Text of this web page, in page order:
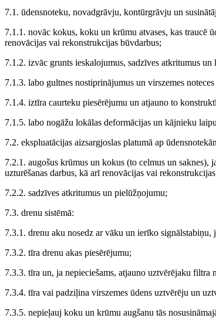
7.1. ūdensnoteku, novadgrāvju, kontūrgrāvju un
7.1.1. novāc kokus, koku un krūmu atvases, kas traucē
renovācijas vai rekonstrukcijas būvdarbus;
7.1.2. izvāc grunts ieskalojumus, sadzīves atkritumus
7.1.3. labo gultnes nostiprinājumus un virszemes noteces
7.1.4. iztīra caurteku piesērējumu un atjauno to
7.1.5. labo nogāžu lokālas deformācijas un kājnieku
7.2. ekspluatācijas aizsargjoslas platumā ap
7.2.1. augošus krūmus un kokus (to celmus un
uzturēšanas darbus, kā arī renovācijas vai
7.2.2. sadzīves atkritumus un pielūžņojumu;
7.3. drenu sistēmā:
7.3.1. drenu aku nosedz ar vāku un ierīko signālstabiņu,
7.3.2. tīra drenu akas piesērējumu;
7.3.3. tīra un, ja nepieciešams, atjauno uztvērējaku filtra
7.3.4. tīra vai padziļina virszemes ūdens uztvērēju un
7.3.5. nepieļauj koku un krūmu augšanu tās